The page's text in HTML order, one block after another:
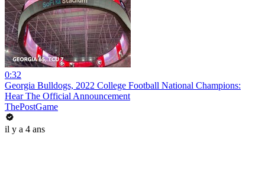
0:32
Georgia Bulldogs, 2022 College Football National Champions:
Hear The Official Announcement
ThePostGame
il y a 4 ans